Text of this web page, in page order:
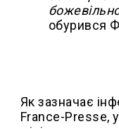
обурився
Як зазначає
France-Presse,